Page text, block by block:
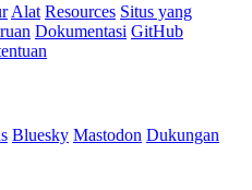
Alat Resources Situs yang
Dokumentasi GitHub
Bluesky Mastodon Dukungan